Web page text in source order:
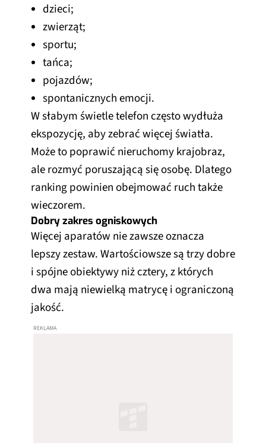
dzieci;
zwierząt;
sportu;
tańca;
pojazdów;
spontanicznych emocji.
W słabym świetle telefon często wydłuża
ekspozycję, aby zebrać więcej światła.
Może to poprawić nieruchomy krajobraz,
ale rozmyć poruszającą się osobę. Dlatego
ranking powinien obejmować ruch także
wieczorem.
Dobry zakres ogniskowych
Więcej aparatów nie zawsze oznacza
lepszy zestaw. Wartościowsze są trzy dobre
i spójne obiektywy niż cztery, z których
dwa mają niewielką matrycę i ograniczoną
jakość.